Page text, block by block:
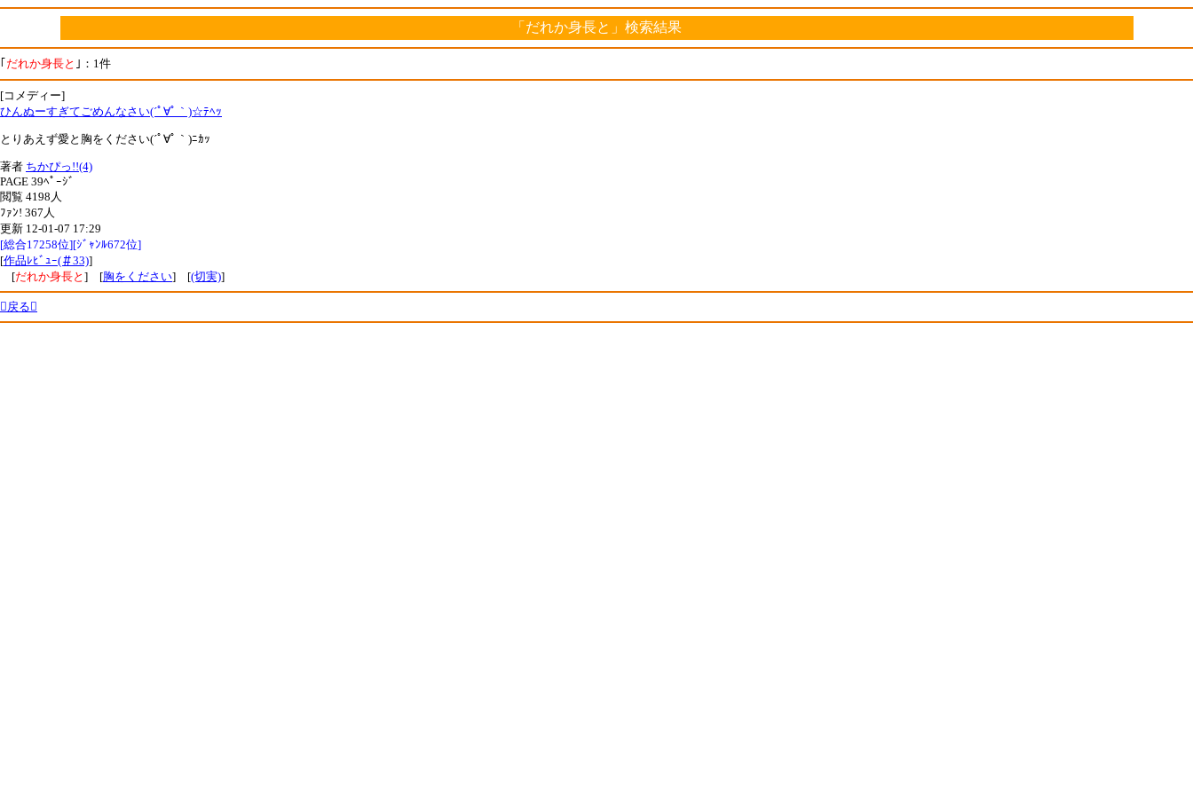
「だれか身長と」検索結果
｢ だれか身長と ｣：1件
[コメディー]
ひんぬーすぎてごめんなさい(´ﾟ∀ﾟ｀)☆ﾃﾍｯ
とりあえず愛と胸をください(´ﾟ∀ﾟ｀)ﾆｶｯ
著者 ちかぴっ!!(4)
PAGE 39ﾍﾟｰｼﾞ
閲覧 4198人
ﾌｧﾝ! 367人
更新 12-01-07 17:29
[総合17258位][ｼﾞｬﾝﾙ672位]
[作品ﾚﾋﾞｭｰ(＃33)]
[だれか身長と ] [胸をください] [(切実)]
戻る